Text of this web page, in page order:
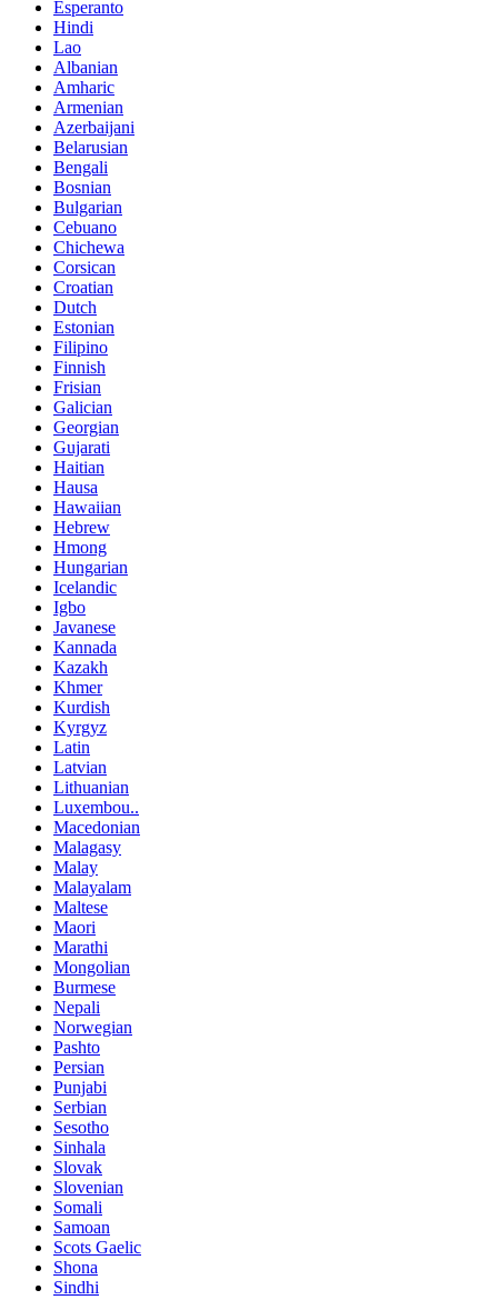
Esperanto
Hindi
Lao
Albanian
Amharic
Armenian
Azerbaijani
Belarusian
Bengali
Bosnian
Bulgarian
Cebuano
Chichewa
Corsican
Croatian
Dutch
Estonian
Filipino
Finnish
Frisian
Galician
Georgian
Gujarati
Haitian
Hausa
Hawaiian
Hebrew
Hmong
Hungarian
Icelandic
Igbo
Javanese
Kannada
Kazakh
Khmer
Kurdish
Kyrgyz
Latin
Latvian
Lithuanian
Luxembou..
Macedonian
Malagasy
Malay
Malayalam
Maltese
Maori
Marathi
Mongolian
Burmese
Nepali
Norwegian
Pashto
Persian
Punjabi
Serbian
Sesotho
Sinhala
Slovak
Slovenian
Somali
Samoan
Scots Gaelic
Shona
Sindhi